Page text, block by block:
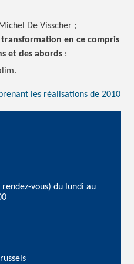
DeVisscher ;
en ce compris
et desabords :
les réalisations de 2010
vous) du lundi au